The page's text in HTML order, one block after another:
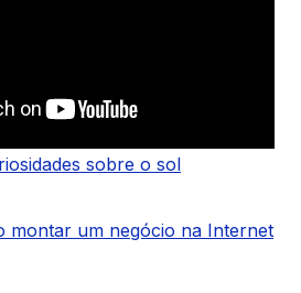
sobre o sol
montar um negócio na Internet